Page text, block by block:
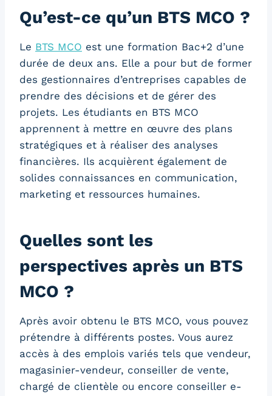
Qu’est-ce qu’un BTS MCO ?
Le BTS MCO est une formation Bac+2 d’une
durée de deux ans. Elle a pour but de former
des gestionnaires d’entreprises capables de
prendre des décisions et de gérer des
projets. Les étudiants en BTS MCO
apprennent à mettre en œuvre des plans
stratégiques et à réaliser des analyses
financières. Ils acquièrent également de
solides connaissances en communication,
marketing et ressources humaines.
Quelles sont les
perspectives après un BTS
MCO ?
Après avoir obtenu le BTS MCO, vous pouvez
prétendre à différents postes. Vous aurez
accès à des emplois variés tels que vendeur,
magasinier-vendeur, conseiller de vente,
chargé de clientèle ou encore conseiller e-